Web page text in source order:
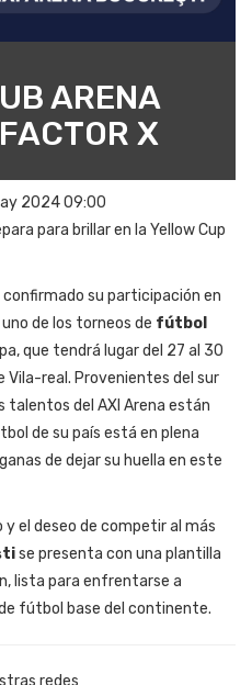
ARENA
X
2024 09:00
para brillar en la Yellow Cup
confirmado su participación en
de los torneos de fútbol
que tendrá lugar del 27 al 30
Vila-real. Provenientes del sur
talentos del AXI Arena están
de su país está en plena
de dejar su huella en este
el deseo de competir al más
se presenta con una plantilla
lista para enfrentarse a
fútbol base del continente.
redes